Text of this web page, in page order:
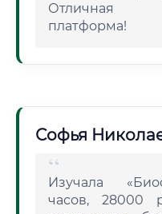
Отличная
платформа!
Софья
Изучала
часов, 28000